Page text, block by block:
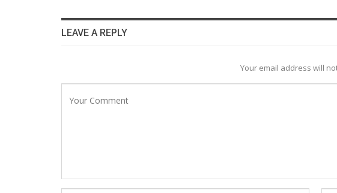
LEAVE A REPLY
Your email address will